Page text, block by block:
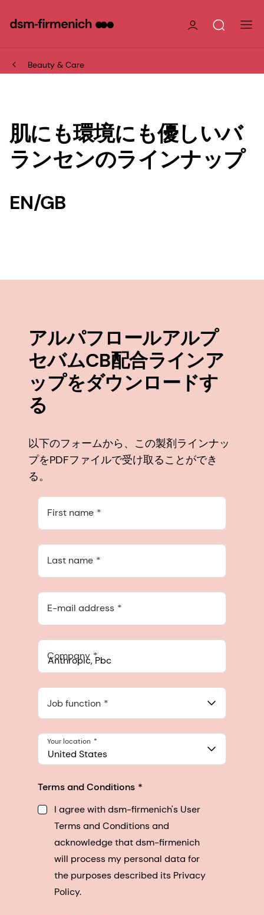
Beauty & Care
肌にも環境にも優しいバ
ランセンのラインナップ
EN/GB
アルパフロールアルプ
セバムCB配合ラインア
ップをダウンロードす
る
以下のフォームから、この製剤ラインナッ
プをPDFファイルで受け取ることができ
る。
First name
Last name
E-mail address
Company
548 Market St Pmb 90375, San Francisco, California, US
Job function
United States
Your location
Terms and Conditions
I agree with dsm-firmenich's User
Terms and Conditions and
acknowledge that dsm-firmenich
will process my personal data for
the purposes described its Privacy
Policy.